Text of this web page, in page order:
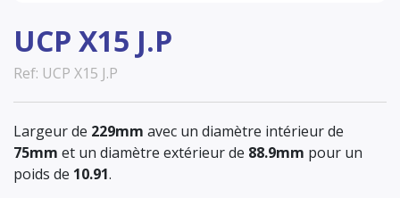
UCP X15 J.P
Ref: UCP X15 J.P
Largeur de 229mm avec un diamètre intérieur de
75mm et un diamètre extérieur de 88.9mm pour un
poids de 10.91.